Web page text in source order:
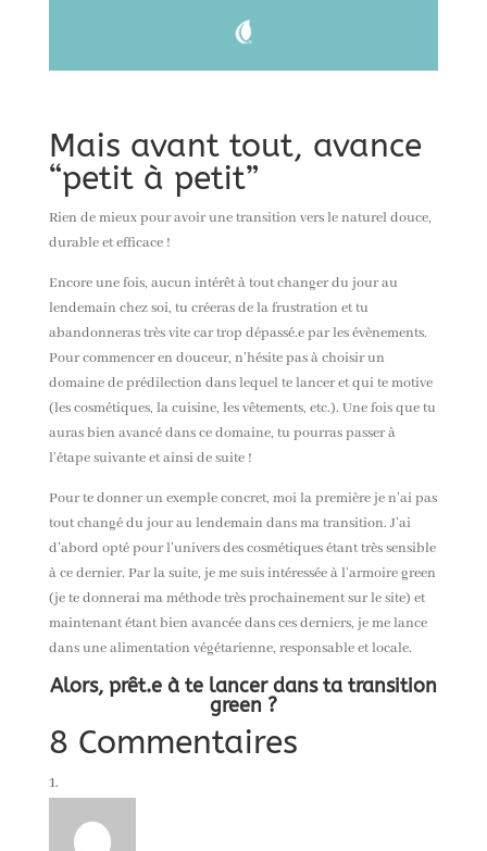
Mais avant tout, avance
“petit à petit”
Rien de mieux pour avoir une transition vers le naturel douce,
durable et efficace !
Encore une fois, aucun intérêt à tout changer du jour au
lendemain chez soi, tu créeras de la frustration et tu
abandonneras très vite car trop dépassé.e par les évènements.
Pour commencer en douceur, n’hésite pas à choisir un
domaine de prédilection dans lequel te lancer et qui te motive
(les cosmétiques, la cuisine, les vêtements, etc.). Une fois que tu
auras bien avancé dans ce domaine, tu pourras passer à
l’étape suivante et ainsi de suite !
Pour te donner un exemple concret, moi la première je n’ai pas
tout changé du jour au lendemain dans ma transition. J’ai
d’abord opté pour l’univers des cosmétiques étant très sensible
à ce dernier. Par la suite, je me suis intéressée à l’armoire green
(je te donnerai ma méthode très prochainement sur le site) et
maintenant étant bien avancée dans ces derniers, je me lance
dans une alimentation végétarienne, responsable et locale.
Alors, prêt.e à te lancer dans ta transition
green ?
8 Commentaires